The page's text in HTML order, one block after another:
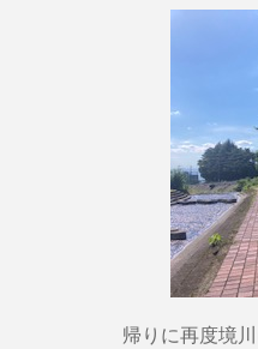
帰りに再度境